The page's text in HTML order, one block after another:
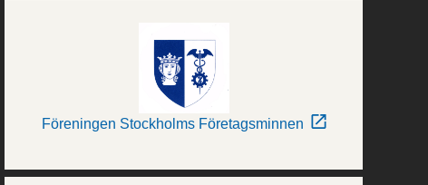
Föreningen Stockholms Företagsminnen